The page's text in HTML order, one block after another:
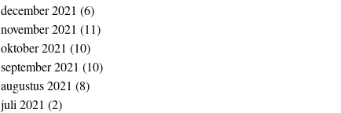
december 2021 (6)
november 2021 (11)
oktober 2021 (10)
september 2021 (10)
augustus 2021 (8)
juli 2021 (2)